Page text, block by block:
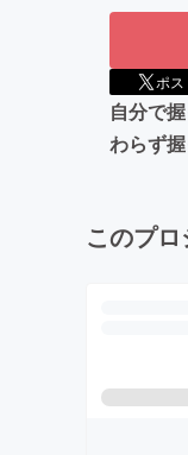
ポス
自分で
わらず
このプ